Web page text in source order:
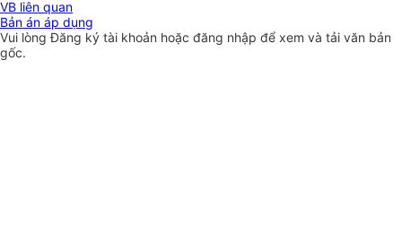
VB liên quan
Bản án áp dụng
Vui lòngĐăng ký tài khoản hoặc đăng nhập để xem và tải văn bản
gốc.